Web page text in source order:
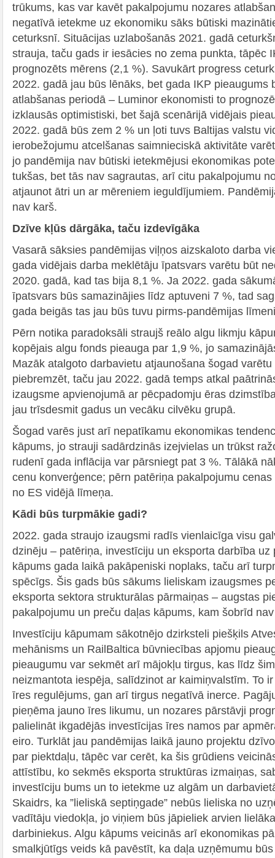
trūkums, kas var kavēt pakalpojumu nozares
negatīvā ietekme uz ekonomiku sāks būtiski
ceturksnī. Situācijas uzlabošanās 2021. gadā
strauja, taču gads ir iesācies no zema punkta, tāpēc
prognozēts mērens (2,1 %). Savukārt progress
2022. gadā jau būs lēnāks, bet gada IKP pieaugums
atlabšanas periodā – Luminor ekonomisti to
izklausās optimistiski, bet šajā scenārijā vidējais
2022. gadā būs zem 2 % un ļoti tuvs Baltijas valstu
ierobežojumu atcelšanas saimnieciskā aktivitāte
jo pandēmija nav būtiski ietekmējusi ekonomikas
tukšas, bet tās nav sagrautas, arī citu pakalpojumu
atjaunot ātri un ar mēreniem ieguldījumiem.
nav karš.
Dzīve kļūs dārgāka, taču izdevīgāka
Vasarā sāksies pandēmijas viļņos aizskaloto darba
gada vidējais darba meklētāju īpatsvars varētu būt
2020. gadā, kad tas bija 8,1 %. Ja 2022. gada
īpatsvars būs samazinājies līdz aptuveni 7 %, tad
gada beigās tas jau būs tuvu pirms-pandēmijas
Pērn notika paradoksāli straujš reālo algu likmju
kopējais algu fonds pieauga par 1,9 %, jo
Mazāk atalgoto darbavietu atjaunošana šogad
piebremzēt, taču jau 2022. gadā temps atkal
izaugsme apvienojumā ar pēcpadomju ēras
jau trīsdesmit gadus un vecāku cilvēku grupā.
Šogad varēs just arī nepatīkamu ekonomikas
kāpums, jo strauji sadārdzinās izejvielas un trūkst
rudenī gada inflācija var pārsniegt pat 3 %. Tālākā
cenu konverģence; pērn patēriņa pakalpojumu
no ES vidējā līmeņa.
Kādi būs turpmākie gadi?
2022. gada straujo izaugsmi radīs vienlaicīga visu
dzinēju – patēriņa, investīciju un eksporta darbība uz
kāpums gada laikā pakāpeniski noplaks, taču arī
spēcīgs. Šis gads būs sākums lieliskam izaugsmes
eksporta sektora strukturālas pārmaiņas – augstas
pakalpojumu un preču daļas kāpums, kam šobrīd
Investīciju kāpumam sākotnējo dzirksteli piešķils
mehānisms un RailBaltica būvniecības apjomu
pieaugumu var sekmēt arī mājokļu tirgus, kas līdz
neizmantota iespēja, salīdzinot ar kaimiņvalstīm. To
īres regulējums, gan arī tirgus negatīvā inerce.
pieņēma jauno īres likumu, un nozares pārstāvji
palielināt ikgadējās investīcijas īres namos par
eiro. Turklāt jau pandēmijas laikā jauno projektu
par piektdaļu, tāpēc var cerēt, ka šis grūdiens
attīstību, ko sekmēs eksporta struktūras izmaiņas,
investīciju bums un to ietekme uz algām un
Skaidrs, ka ”lieliskā septiņgade” nebūs lieliska no
vadītāju viedokļa, jo viņiem būs jāpieliek arvien
darbiniekus. Algu kāpums veicinās arī ekonomikas
smalkjūtīgs veids kā pavēstīt, ka daļa uzņēmumu